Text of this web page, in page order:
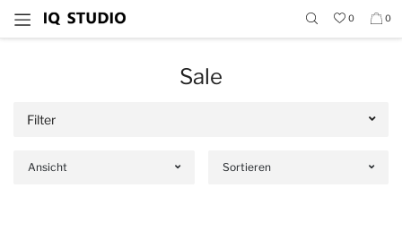
0 0
Sale
Filter
Ansicht Sortieren